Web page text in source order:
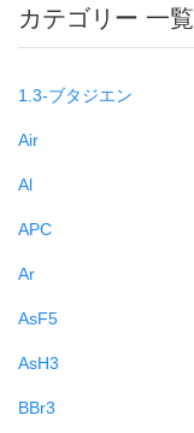
カテゴリー 一覧
1.3-ブタジエン
Air
Al
APC
Ar
AsF5
AsH3
BBr3